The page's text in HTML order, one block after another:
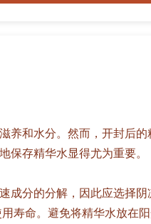
和水分。然而，开封后的
存精华水显得尤为重要。
成分的分解，因此应选择
寿命。避免将精华水放在